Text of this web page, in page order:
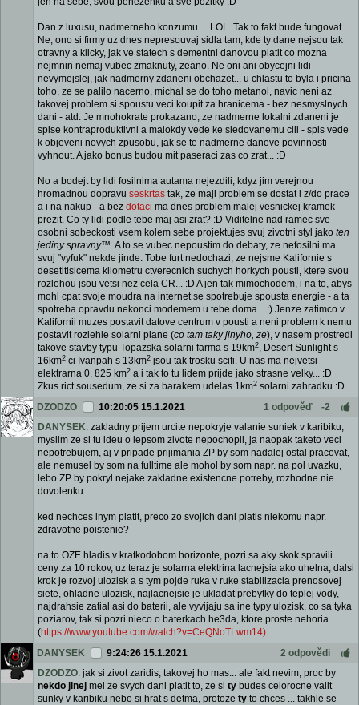
Dan z luxusu, nadmerneho konzumu.... LOL. Tak to fakt bude fungovat.
Ne, ono si firmy uz dnes nepresouvaj sidla tam, kde ty dane nejsou tak
otravny a klicky, jak ve statech s dementni danovou platit co mozna
nejmnin nemaj vubec zmaknuty, zeano. Ne oni ani obycejni lidi
nevymejslej, jak nadmerny zdaneni obchazet... u chlastu to byla i pricina
toho, ze se palilo nacerno, michal se do toho metanol, navic neni az
takovej problem si spoustu veci koupit za hranicema - bez nesmyslnych
dani - atd. Je mnohokrate prokazano, ze nadmerne lokalni zdaneni je
spise kontraproduktivni a malokdy vede ke sledovanemu cili - spis vede
k objeveni novych zpusobu, jak se te nadmerne danove povinnosti
vyhnout. A jako bonus budou mit paseraci zas co zrat... :D
No a bodejt by lidi fosilnima autama nejezdili, kdyz jim verejnou
hromadnou dopravu seskrtas tak, ze maji problem se dostat i z/do prace
a i na nakup - a bez dotaci ma dnes problem malej vesnickej kramek
prezit. Co ty lidi podle tebe maj asi zrat? :D Viditelne nad ramec sve
osobni sobeckosti vsem kolem sebe projektujes svuj zivotni styl jako ten
jediny spravny™. A to se vubec nepoustim do debaty, ze nefosilni ma
svuj "vyfuk" nekde jinde. Tobe furt nedochazi, ze nejsme Kalifornie s
desetitisicema kilometru ctverecnich suchych horkych pousti, ktere svou
rozlohou jsou vetsi nez cela CR... :D A jen tak mimochodem, i na to, abys
mohl cpat svoje moudra na internet se spotrebuje spousta energie - a ta
spotreba opravdu nekonci modemem u tebe doma... :) Jenze zatimco v
Kalifornii muzes postavit datove centrum v pousti a neni problem k nemu
postavit rozlehle solarni plane (co tam taky jinyho, ze), v nasem prostredi
takove stavby typu Topazska solarni farma s 19km2, Desert Sunlight s
16km2 ci Ivanpah s 13km2 jsou tak trosku scifi. U nas ma nejvetsi
elektrarna 0, 825 km2 a i tak to tu lidem prijde jako strasne velky... :D
Zkus rict sousedum, ze si za barakem udelas 1km2 solarni zahradku :D
DZODZO
10:20:05 15.1.2021 1 odpověď
-2
DANYSEK: zakladny prijem urcite nepokryje valanie suniek v karibiku,
myslim ze si tu ideu o lepsom zivote nepochopil, ja naopak taketo veci
nepotrebujem, aj v pripade prijimania ZP by som nadalej ostal pracovat,
ale nemusel by som na fulltime ale mohol by som napr. na pol uvazku,
lebo ZP by pokryl nejake zakladne existencne potreby, rozhodne nie
dovolenku
ked nechces inym platit, preco zo svojich dani platis niekomu napr.
zdravotne poistenie?
na to OZE hladis v kratkodobom horizonte, pozri sa aky skok spravili
ceny za 10 rokov, uz teraz je solarna elektrina lacnejsia ako uhelna, dalsi
krok je rozvoj ulozisk a s tym pojde ruka v ruke stabilizacia prenosovej
siete, ohladne ulozisk, najlacnejsie je ukladat prebytky do teplej vody,
najdrahsie zatial asi do baterii, ale vyvijaju sa ine typy ulozisk, co sa tyka
poziarov, tak si pozri nieco o baterkach he3da, ktore proste nehoria
(https://www.youtube.com/watch?v=CeQNoTLwm14)
DANYSEK
9:24:26 15.1.2021
2 odpovědi
DZODZO: jak si zivot zaridis, takovej ho mas... ale fakt nevim, proc by
nekdo jinej mel ze svych dani platit to, ze si ty budes celorocne valit
sunky v karibiku nebo si hrat s detma, protoze ty to chces ... takhle se